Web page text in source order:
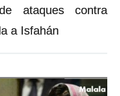
Andrés Vázquez de Sola
ataques contra
a Isfahán